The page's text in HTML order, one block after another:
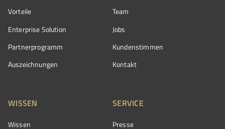
Vorteile
Enterprise Solution
Partnerprogramm
Auszeichnungen
Team
Jobs
Kundenstimmen
Kontakt
WISSEN
Wissen
SERVICE
Presse